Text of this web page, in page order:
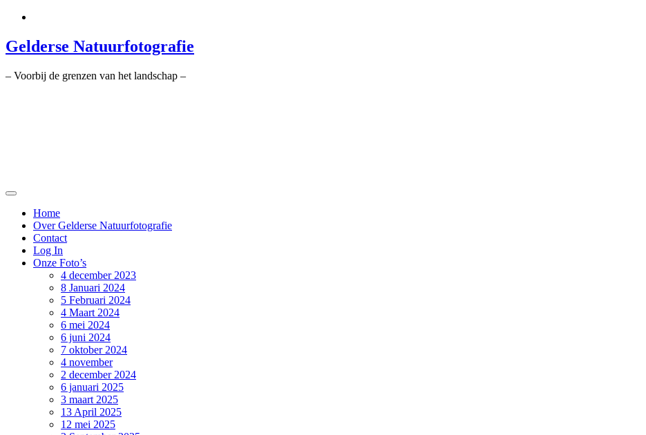
de
inhoud
Gelderse Natuurfotografie
– Voorbij de grenzen van het landschap –
Home
Over Gelderse Natuurfotografie
Contact
Log In
Onze Foto’s
4 december 2023
8 Januari 2024
5 Februari 2024
4 Maart 2024
6 mei 2024
6 juni 2024
7 oktober 2024
4 november
2 december 2024
6 januari 2025
3 maart 2025
13 April 2025
12 mei 2025